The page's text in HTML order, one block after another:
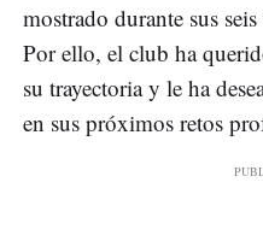
mostrado durante sus
Por ello, el club ha
su trayectoria y le ha
en sus próximos retos